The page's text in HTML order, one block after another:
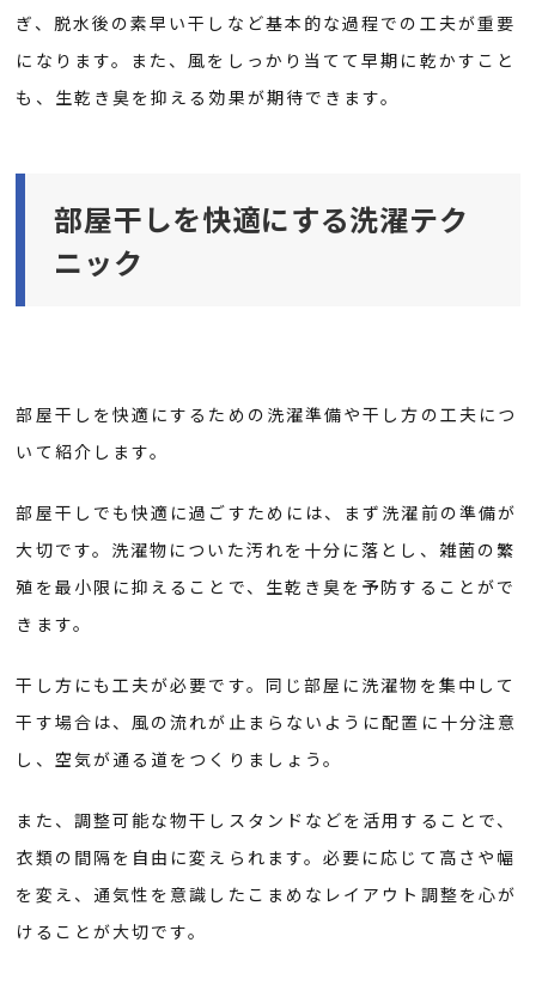
ぎ、脱水後の素早い干しなど基本的な過程での工夫が重要
になります。また、風をしっかり当てて早期に乾かすこと
も、生乾き臭を抑える効果が期待できます。
部屋干しを快適にする洗濯テク
ニック
部屋干しを快適にするための洗濯準備や干し方の工夫につ
いて紹介します。
部屋干しでも快適に過ごすためには、まず洗濯前の準備が
大切です。洗濯物についた汚れを十分に落とし、雑菌の繁
殖を最小限に抑えることで、生乾き臭を予防することがで
きます。
干し方にも工夫が必要です。同じ部屋に洗濯物を集中して
干す場合は、風の流れが止まらないように配置に十分注意
し、空気が通る道をつくりましょう。
また、調整可能な物干しスタンドなどを活用することで、
衣類の間隔を自由に変えられます。必要に応じて高さや幅
を変え、通気性を意識したこまめなレイアウト調整を心が
けることが大切です。